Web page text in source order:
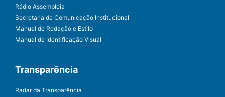
Rádio Assembleia
Secretaria de Comunicação Institucional
Manual de Redação e Estilo
Manual de Identificação Visual
Transparência
Radar da Transparência